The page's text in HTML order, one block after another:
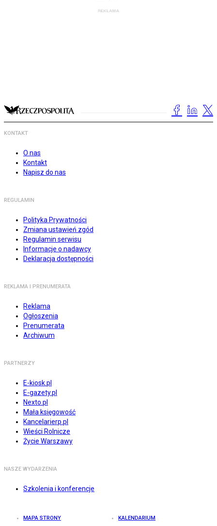
KONTAKT
O nas
Kontakt
Napisz do nas
REGULAMIN
Polityka Prywatności
Zmiana ustawień zgód
Regulamin serwisu
Informacje o nadawcy
Deklaracja dostępności
REKLAMA I PRENUMERATA
Reklama
Ogłoszenia
Prenumerata
Archiwum
PARTNERZY
E-kiosk.pl
E-gazety.pl
Nexto.pl
Mała księgowość
Kancelarierp.pl
Wieści Rolnicze
Życie Warszawy
NASZE WYDARZENIA
Szkolenia i konferencje
MAPA STRONY KALENDARIUM